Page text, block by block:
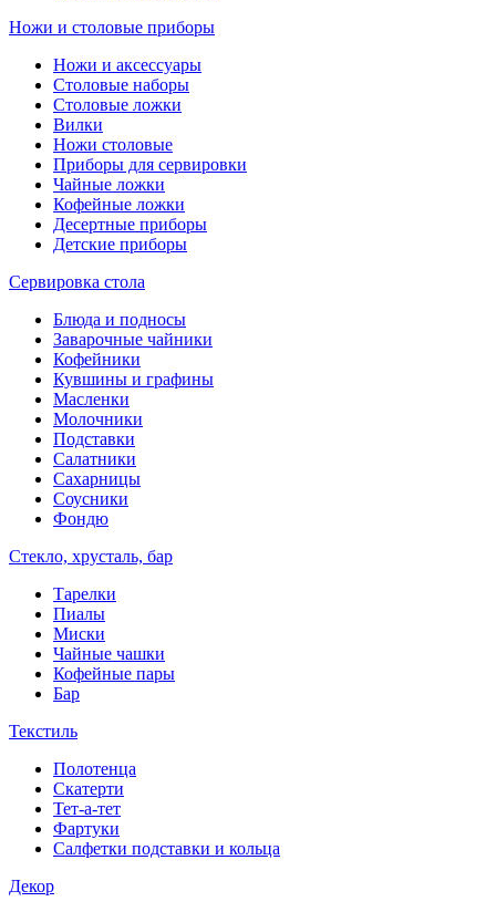
Ножи и столовые приборы
Ножи и аксессуары
Столовые наборы
Столовые ложки
Вилки
Ножи столовые
Приборы для сервировки
Чайные ложки
Кофейные ложки
Десертные приборы
Детские приборы
Сервировка стола
Блюда и подносы
Заварочные чайники
Кофейники
Кувшины и графины
Масленки
Молочники
Подставки
Салатники
Сахарницы
Соусники
Фондю
Стекло, хрусталь, бар
Тарелки
Пиалы
Миски
Чайные чашки
Кофейные пары
Бар
Текстиль
Полотенца
Скатерти
Тет-а-тет
Фартуки
Салфетки подставки и кольца
Декор